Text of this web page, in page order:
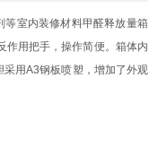
等室内装修材料甲醛释放量箱
作用把手，操作简便。箱体内
用A3钢板喷塑，增加了外观